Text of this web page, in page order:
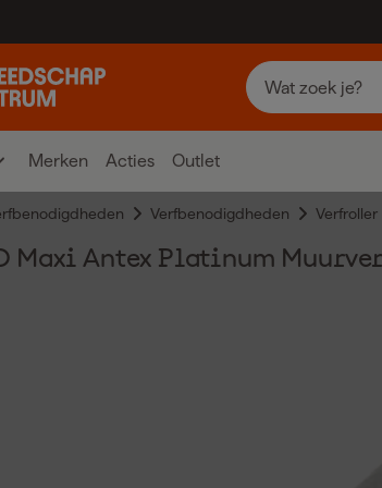
Merken Acties Outlet
Verfbenodigdheden Verfroller
Maxi Antex Platinum